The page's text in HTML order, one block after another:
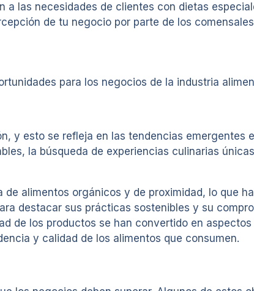
las necesidades de clientes con dietas
de tu negocio por parte de los
para los negocios de la industria
y esto se refleja en las tendencias emergentes
la búsqueda de experiencias culinarias
alimentos orgánicos y de proximidad, lo que
destacar sus prácticas sostenibles y su
de los productos se han convertido en
y calidad de los alimentos que consumen.